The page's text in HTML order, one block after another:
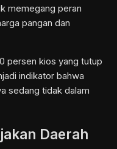
memegang peran
pangan dan
persen kios yang tutup
indikator bahwa
sedang tidak dalam
Daerah